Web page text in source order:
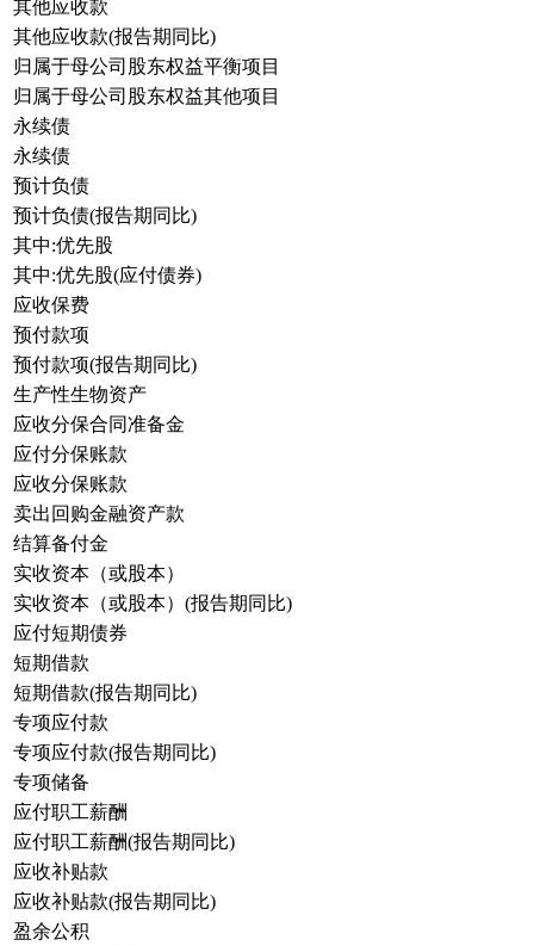
其他应收款
其他应收款(报告期同比)
归属于母公司股东权益平衡项目
归属于母公司股东权益其他项目
永续债
永续债
预计负债
预计负债(报告期同比)
其中:优先股
其中:优先股(应付债券)
应收保费
预付款项
预付款项(报告期同比)
生产性生物资产
应收分保合同准备金
应付分保账款
应收分保账款
卖出回购金融资产款
结算备付金
实收资本（或股本）
实收资本（或股本）(报告期同比)
应付短期债券
短期借款
短期借款(报告期同比)
专项应付款
专项应付款(报告期同比)
专项储备
应付职工薪酬
应付职工薪酬(报告期同比)
应收补贴款
应收补贴款(报告期同比)
盈余公积